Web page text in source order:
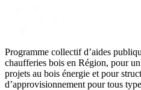
Programme collectif d’aides
chaufferies bois en Région, pour
projets au bois énergie et pour
d’approvisionnement pour tous